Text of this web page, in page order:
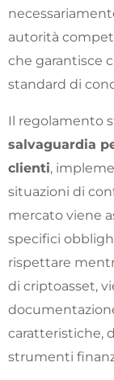
autorità
che garantisce
standard di
Il regolamento
salvaguardia
clienti,
situazioni di
mercato viene
specifici
rispettare
di criptoasset,
caratteristiche,
strumenti